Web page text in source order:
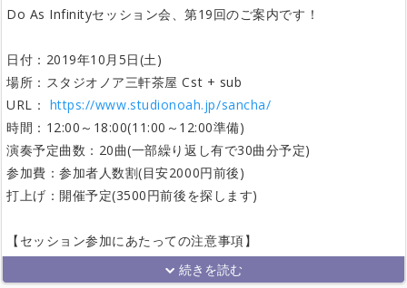
Do As Infinityセッション会、第19回のご案内です！
日付：2019年10月5日(土)
場所：スタジオノア三軒茶屋 Cst + sub
URL： https://www.studionoah.jp/sancha/
時間：12:00～18:00(11:00～12:00準備)
演奏予定曲数：20曲(一部繰り返し有で30曲分予定)
参加費：参加者人数割(目安2000円前後)
打上げ：開催予定(3500円前後を探します)
【セッション参加にあたっての注意事項】